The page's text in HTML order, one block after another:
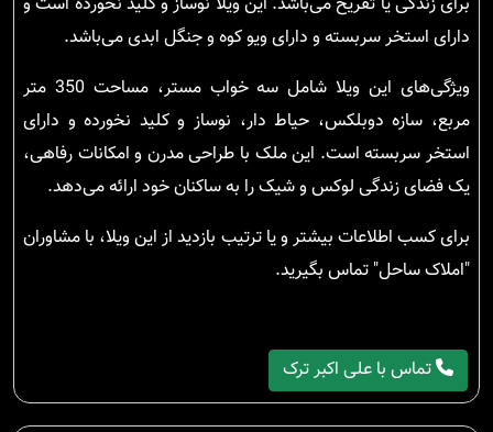
دارای استخر سربسته و دارای ویو کوه و جنگل ابدی می‌باشد.
ویژگی‌های این ویلا شامل سه خواب مستر، مساحت 350 متر
مربع، سازه دوبلکس، حیاط دار، نوساز و کلید نخورده و دارای
استخر سربسته است. این ملک با طراحی مدرن و امکانات رفاهی،
یک فضای زندگی لوکس و شیک را به ساکنان خود ارائه می‌دهد.
برای کسب اطلاعات بیشتر و یا ترتیب بازدید از این ویلا، با مشاوران
"املاک ساحل" تماس بگیرید.
تماس با علی اکبر ترک